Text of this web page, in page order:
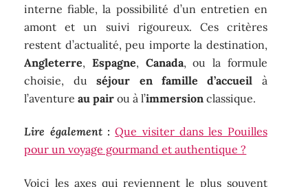
interne fiable, la possibilité d’un entretien en
amont et un suivi rigoureux. Ces critères
restent d’actualité, peu importe la destination,
Angleterre,Espagne, Canada, ou la formule
choisie, duséjour en famille d’accueil à
l’aventureau pair ou à l’immersion classique.
Lire également : Que visiter dans les Pouilles
pour un voyage gourmand et authentique ?
Voici les axes qui reviennent le plus souvent